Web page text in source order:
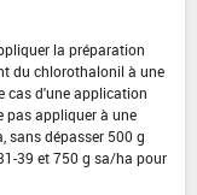
la préparation
du chlorothalonil à une
cas d'une application
pas appliquer à une
sans dépasser 500 g
39 et 750 g sa/ha pour